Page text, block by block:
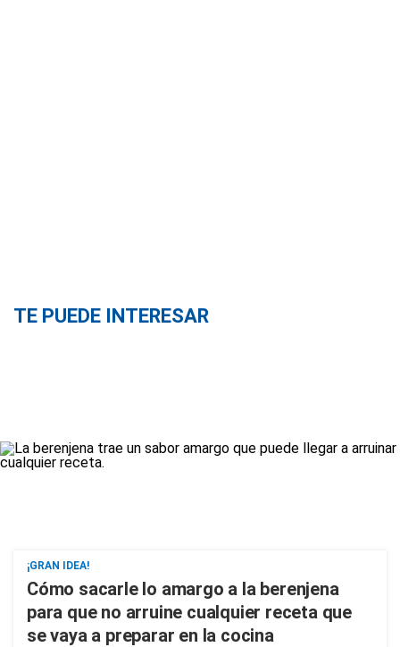
TE PUEDE INTERESAR
¡GRAN IDEA!
Cómo sacarle lo amargo a la berenjena
para que no arruine cualquier receta que
se vaya a preparar en la cocina